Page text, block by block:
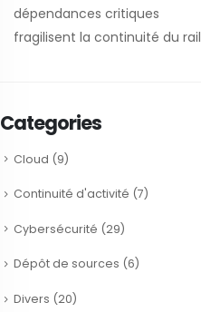
dépendances critiques
fragilisent la continuité du rail
Categories
Cloud (9)
Continuité d'activité (7)
Cybersécurité (29)
Dépôt de sources (6)
Divers (20)